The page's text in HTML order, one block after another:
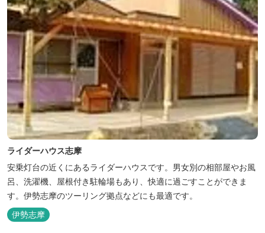
ライダーハウス志摩
安乗灯台の近くにあるライダーハウスです。男女別の相部屋やお風
呂、洗濯機、屋根付き駐輪場もあり、快適に過ごすことができま
す。伊勢志摩のツーリング拠点などにも最適です。
伊勢志摩